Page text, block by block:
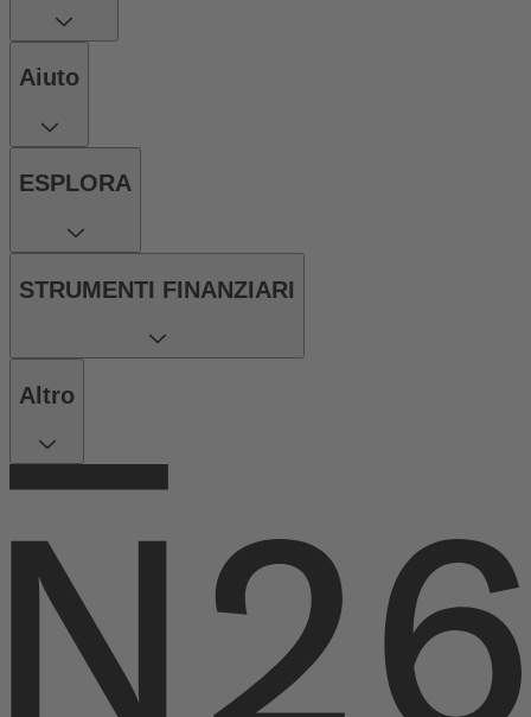
Aiuto
ESPLORA
STRUMENTI FINANZIARI
Altro